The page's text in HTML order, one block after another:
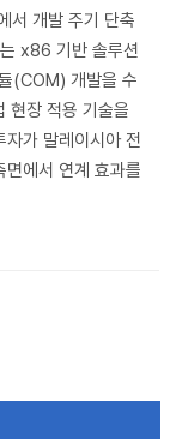
서 개발 주기 단축
x86 기반 솔루션
(COM) 개발을 수
현장 적용 기술을
자가 말레이시아 전
면에서 연계 효과를